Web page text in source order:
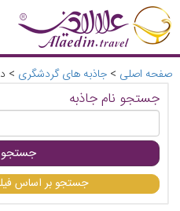
صفحه اصلی > جاذبه های گردشگری >
جستجو نام جاذبه
جستجو
جستجو بر اساس